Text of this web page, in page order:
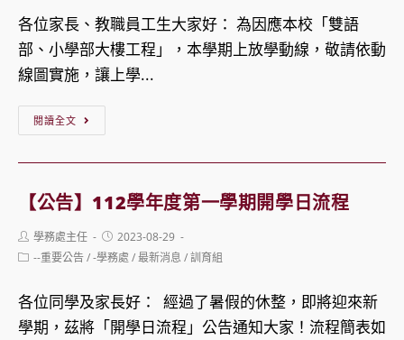
域
公
告
第
一
學
期
「朝
會
實
日
期」
各位家長、教職員工生大家好： 為因應本校「雙語
部、小學部大樓工程」，本學期上放學動線，敬請依動
線圖實施，讓上學...
閱讀全文
112
學
度
第
1
學
【公告】112學年度第一學期開學日流程
Post
author:
學務處主任
Post
published:
2023-08-29
Post--重要公告/-學務處 /最新消息 /訓育組
各位同學及家長好： 經過了暑假的休整，即將迎來新
學期，茲將「開學日流程」公告通知大家！流程簡表如